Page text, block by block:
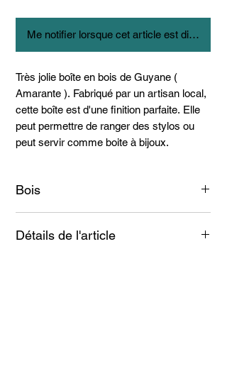
Me notifier lorsque cet article est disponible
Très jolie boîte en bois de Guyane (
Amarante ). Fabriqué par un artisan local,
cette boîte est d'une finition parfaite. Elle
peut permettre de ranger des stylos ou
peut servir comme boite à bijoux.
Bois
Détails de l'article